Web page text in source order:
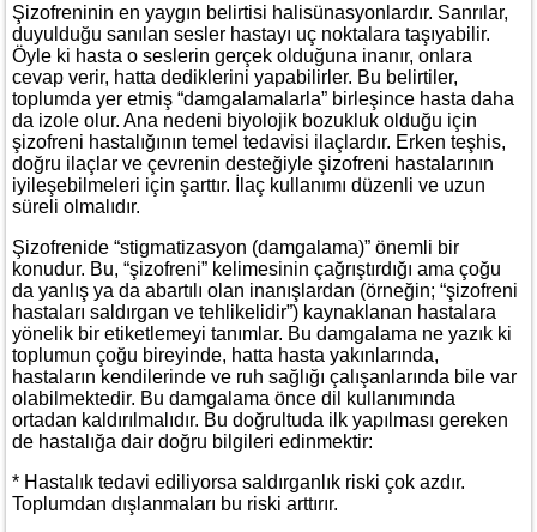
Şizofreninin en yaygın belirtisi halisünasyonlardır. Sanrılar,
duyulduğu sanılan sesler hastayı uç noktalara taşıyabilir.
Öyle ki hasta o seslerin gerçek olduğuna inanır, onlara
cevap verir, hatta dediklerini yapabilirler. Bu belirtiler,
toplumda yer etmiş “damgalamalarla” birleşince hasta daha
da izole olur. Ana nedeni biyolojik bozukluk olduğu için
şizofreni hastalığının temel tedavisi ilaçlardır. Erken teşhis,
doğru ilaçlar ve çevrenin desteğiyle şizofreni hastalarının
iyileşebilmeleri için şarttır. İlaç kullanımı düzenli ve uzun
süreli olmalıdır.
Şizofrenide “stigmatizasyon (damgalama)” önemli bir
konudur. Bu, “şizofreni” kelimesinin çağrıştırdığı ama çoğu
da yanlış ya da abartılı olan inanışlardan (örneğin; “şizofreni
hastaları saldırgan ve tehlikelidir”) kaynaklanan hastalara
yönelik bir etiketlemeyi tanımlar. Bu damgalama ne yazık ki
toplumun çoğu bireyinde, hatta hasta yakınlarında,
hastaların kendilerinde ve ruh sağlığı çalışanlarında bile var
olabilmektedir. Bu damgalama önce dil kullanımında
ortadan kaldırılmalıdır. Bu doğrultuda ilk yapılması gereken
de hastalığa dair doğru bilgileri edinmektir:
* Hastalık tedavi ediliyorsa saldırganlık riski çok azdır.
Toplumdan dışlanmaları bu riski arttırır.